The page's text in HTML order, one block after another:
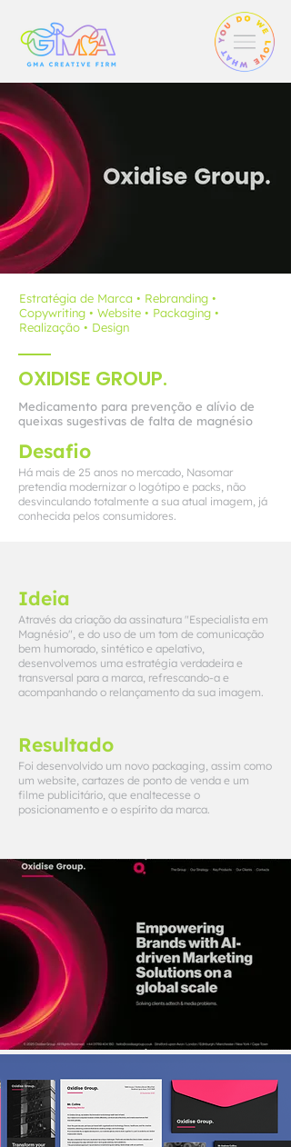
Estratégia de Marca • Rebranding •
Copywriting • Website • Packaging •
Realização • Design
OXIDISE GROUP.
Medicamento para prevenção e alívio de
queixas sugestivas de falta de magnésio
Desafio
Há mais de 25 anos no mercado, Nasomar
pretendia modernizar o logótipo e packs, não
desvinculando totalmente a sua atual imagem, já
conhecida pelos consumidores.
Ideia
Através da criação da assinatura "Especialista em
Magnésio", e do uso de um tom de comunicação
bem humorado, sintético e apelativo,
desenvolvemos uma estratégia verdadeira e
transversal para a marca, refrescando-a e
acompanhando o relançamento da sua imagem.
Resultado
Foi desenvolvido um novo packaging, assim como
um website, cartazes de ponto de venda e um
filme publicitário, que enaltecesse o
posicionamento e o espírito da marca.